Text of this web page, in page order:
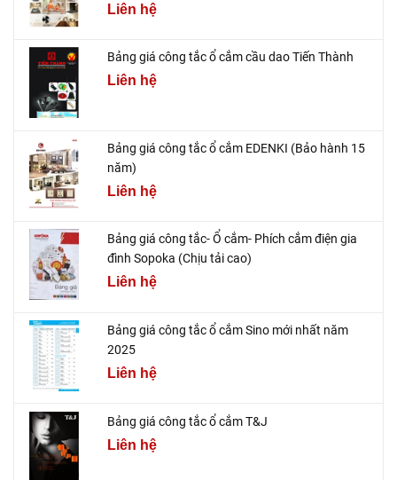
Liên hệ
Bảng giá công tắc ổ cắm cầu dao Tiến Thành
Liên hệ
Bảng giá công tắc ổ cắm EDENKI (Bảo hành 15
năm)
Liên hệ
Bảng giá công tắc- Ổ cắm- Phích cắm điện gia
đình Sopoka (Chịu tải cao)
Liên hệ
Bảng giá công tắc ổ cắm Sino mới nhất năm
2025
Liên hệ
Bảng giá công tắc ổ cắm T&J
Liên hệ